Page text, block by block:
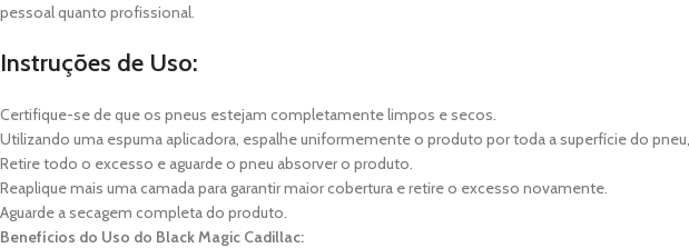
pessoal quanto profissional.
Instruções de Uso:
Certifique-se de que os pneus estejam completamente limpos e secos.
Utilizando uma espuma aplicadora, espalhe uniformemente o produto por toda a superfície do
Retire todo o excesso e aguarde o pneu absorver o produto.
Reaplique mais uma camada para garantir maior cobertura e retire o excesso novamente.
Aguarde a secagem completa do produto.
Benefícios do Uso do Black Magic Cadillac: